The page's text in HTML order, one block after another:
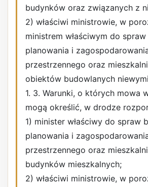
budynków oraz związanych z
2) właściwi ministrowie, w
ministrem właściwym do
planowania i
przestrzennego oraz
obiektów budowlanych
1. 3. Warunki, o których mowa
mogą określić, w drodze
1) minister właściwy do spraw
planowania i
przestrzennego oraz
budynków mieszkalnych;
2) właściwi ministrowie, w